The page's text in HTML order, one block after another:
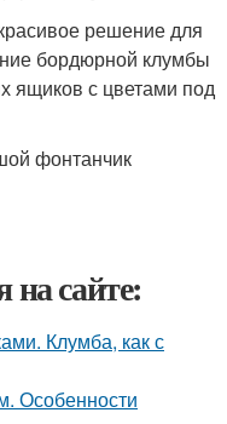
решение для
бордюрной клумбы
ящиков с цветами под
фонтанчик
на сайте:
Клумба, как с
Особенности